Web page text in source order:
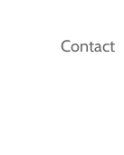
Contact